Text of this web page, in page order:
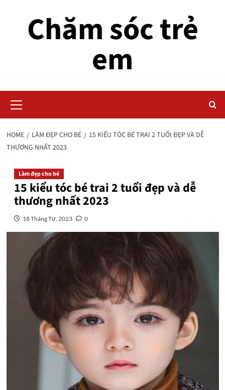
Chăm sóc trẻ
em
Menu
HOME LÀM ĐẸP CHO BÉ
15 KIỂU TÓC BÉ TRAI 2 TUỔI ĐẸP VÀ DỄ
THƯƠNG NHẤT 2023
Làm đẹp cho bé
15 kiểu tóc bé trai 2 tuổi đẹp và dễ
thương nhất 2023
18 Tháng Tư, 2023 0